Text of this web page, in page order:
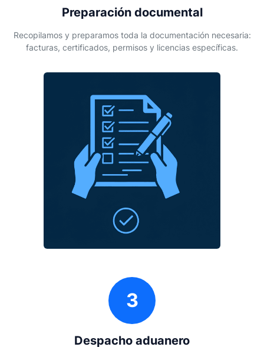
Preparación documental
Recopilamos y preparamos toda la documentación necesaria:
facturas, certificados, permisos y licencias específicas.
3
Despacho aduanero